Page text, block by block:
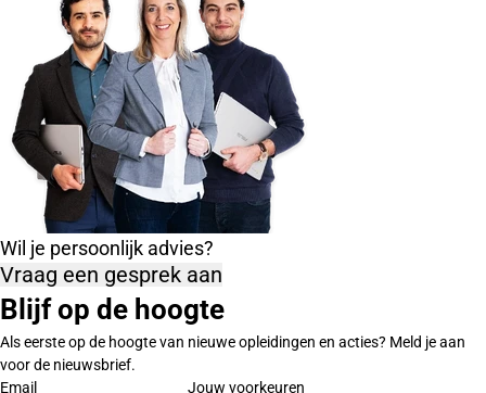
Wil je persoonlijk advies?
Vraag een gesprek aan
Blijf op de hoogte
Als eerste op de hoogte van nieuwe opleidingen en acties? Meld je aan
voor de nieuwsbrief.
Email
Jouw voorkeuren